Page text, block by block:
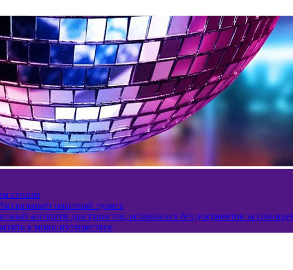
столом
опытный турист
алгоритм для туристов, оставшихся без документов за
в мини-путешествие